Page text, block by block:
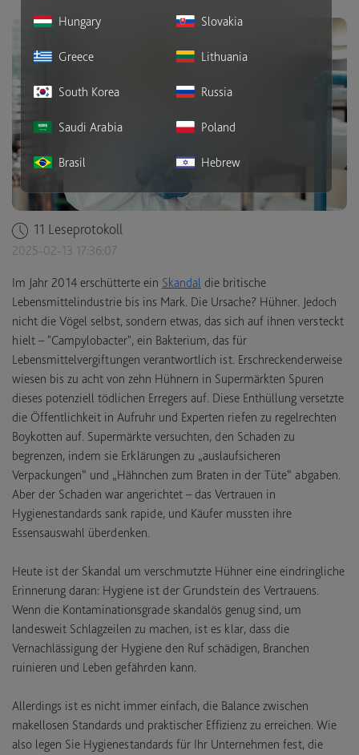
11 Leseprotokoll
2025-02-13 17:36:07
Im Jahr 2014 erschütterte ein Skandal die britische
Lebensmittelindustrie bis ins Mark. Die Ursache? Hühner. Jedoch
nicht die Vögel selbst, sondern etwas, das sich auf ihnen versteckt
hielt – "Campylobacter", ein Bakterium, das für
Lebensmittelvergiftungen verantwortlich ist. Erschreckenderweise
wiesen bis zu acht von zehn Hühnern in Supermärkten Spuren
dieses potenziell tödlichen Erregers auf. Diese Enthüllung versetzte
die Öffentlichkeit in Aufruhr und Experten riefen zu regelrechten
Boykotten auf. Supermärkte versuchten, den Schaden zu
begrenzen, indem sie Erklärungen zu „auslaufsicheren
Verpackungen“ und „Hähnchen zum Braten in der Tüte“ abgaben.
Aber der Schaden war angerichtet – das Vertrauen in
Hygienestandards sank rapide, und Käufer mussten ihre
Essensauswahl überdenken.
Heute ist der Skandal um verschmutzte Hühner eine eindringliche
Erinnerung daran: Hygiene ist der Grundstein des Vertrauens.
Wenn die Kontaminationsgrade skandalös genug sind, um
landesweit Schlagzeilen zu machen, ist es klar, dass die
Vernachlässigung der Hygiene den Ruf schädigen, Branchen
ruinieren und Leben gefährden kann.
Allerdings ist es nicht immer einfach, die Balance zwischen
makellosen Standards und praktischer Effizienz zu erreichen. Wie
also legen Sie Hygienestandards für Ihr Unternehmen fest, die
Hungary Slovakia
Greece Lithuania
South Korea Russia
Saudi Arabia Poland
Brasil Hebrew